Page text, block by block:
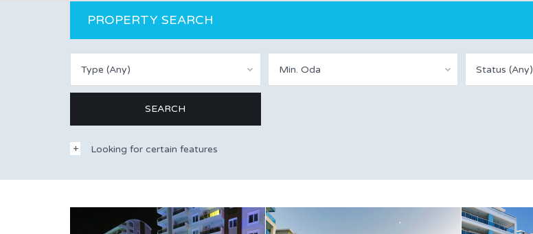
PROPERTY SEARCH
Type (Any) Min. Oda Status (Any)
Looking for certain features